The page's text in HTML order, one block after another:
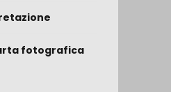
fotografica